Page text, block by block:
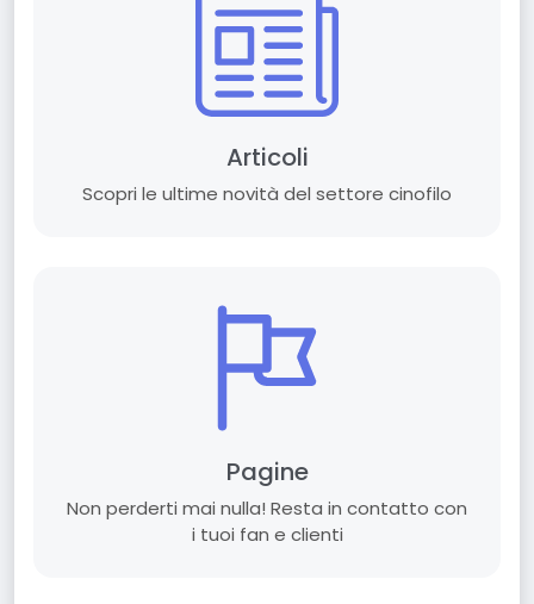
Articoli
Scopri le ultime novità del settore cinofilo
Pagine
Non perderti mai nulla! Resta in contatto con
i tuoi fan e clienti